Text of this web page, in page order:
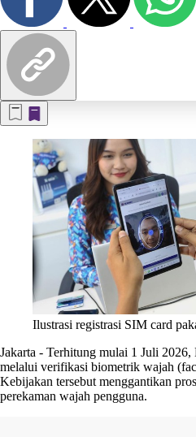
Ilustrasi registrasi SIM card
Jakarta - Terhitung mulai 1 Juli 2026,
melalui verifikasi biometrik wajah
Kebijakan tersebut menggantikan
perekaman wajah pengguna.